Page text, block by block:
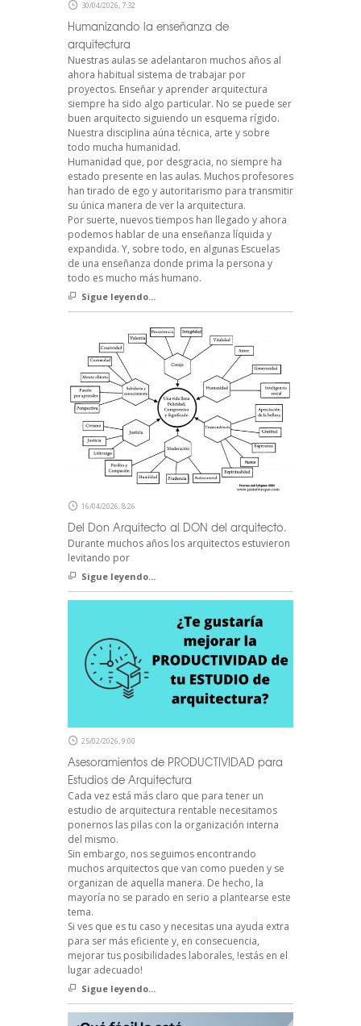
30/04/2026, 7:32
Humanizando la enseñanza de
arquitectura
Nuestras aulas se adelantaron muchos años al
ahora habitual sistema de trabajar por
proyectos. Enseñar y aprender arquitectura
siempre ha sido algo particular. No se puede ser
buen arquitecto siguiendo un esquema rígido.
Nuestra disciplina aúna técnica, arte y sobre
todo mucha humanidad.
Humanidad que, por desgracia, no siempre ha
estado presente en las aulas. Muchos profesores
han tirado de ego y autoritarismo para transmitir
su única manera de ver la arquitectura.
Por suerte, nuevos tiempos han llegado y ahora
podemos hablar de una enseñanza líquida y
expandida. Y, sobre todo, en algunas Escuelas
de una enseñanza donde prima la persona y
todo es mucho más humano.
Sigue leyendo...
16/04/2026, 8:26
Del Don Arquitecto al DON del arquitecto.
Durante muchos años los arquitectos estuvieron
levitando por
Sigue leyendo...
25/02/2026, 9:00
Asesoramientos de PRODUCTIVIDAD para
Estudios de Arquitectura
Cada vez está más claro que para tener un
estudio de arquitectura rentable necesitamos
ponernos las pilas con la organización interna
del mismo.
Sin embargo, nos seguimos encontrando
muchos arquitectos que van como pueden y se
organizan de aquella manera. De hecho, la
mayoría no se parado en serio a plantearse este
tema.
Si ves que es tu caso y necesitas una ayuda extra
para ser más eficiente y, en consecuencia,
mejorar tus posibilidades laborales, !estás en el
lugar adecuado!
Sigue leyendo...